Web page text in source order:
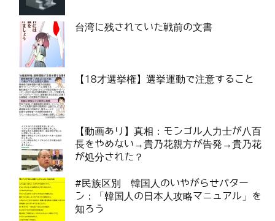
台湾に残されていた戦前の文書
【18才選挙権】選挙運動で注意すること
【動画あり】真相：モンゴル人力士が八百
長をやめない→貴乃花親方が告発→貴乃花
が処分された？
#民族区別 韓国人のいやがらせパター
ン：「韓国人の日本人攻略マニュアル」を
知ろう